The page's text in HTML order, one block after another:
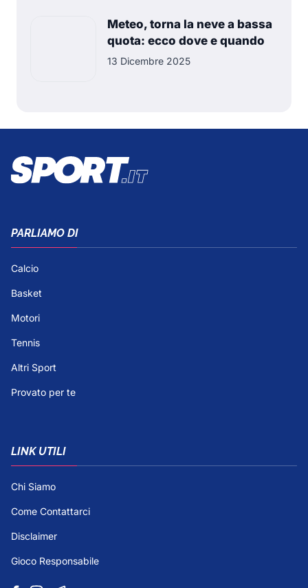
Meteo, torna la neve a bassa
quota: ecco dove e quando
13 Dicembre 2025
PARLIAMO DI
Calcio
Basket
Motori
Tennis
Altri Sport
Provato per te
LINK UTILI
Chi Siamo
Come Contattarci
Disclaimer
Gioco Responsabile